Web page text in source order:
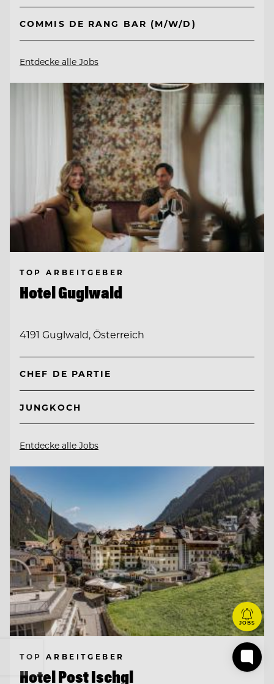
COMMIS DE RANG BAR (M/W/D)
Entdecke alle Jobs
TOP ARBEITGEBER
Hotel Guglwald
4191 Guglwald, Österreich
CHEF DE PARTIE
JUNGKOCH
Entdecke alle Jobs
TOP ARBEITGEBER
Hotel Post Ischgl
JOBS